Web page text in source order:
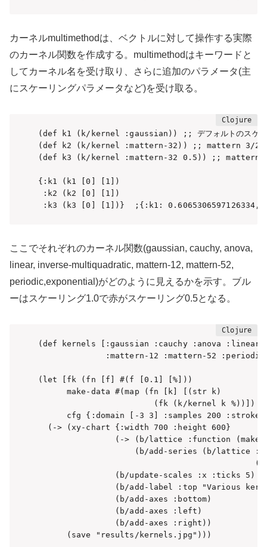
カーネルmultimethodは、ベクトルに対して操作する実際
のカーネル関数を作成する。multimethodはキーワードと
してカーネル名を受け取り、さらに追加のパラメータ(主
にスケーリングパラメータなど)を受け取る。
(def k1 (k/kernel :gaussian)) ;; デフォルトのスケー
(def k2 (k/kernel :mattern-32)) ;; mattern 3/2
(def k3 (k/kernel :mattern-32 0.5)) ;; mattern 3/2
{:k1 (k1 [0] [1])
:k2 (k2 [0] [1])
:k3 (k3 [0] [1])}  ; { :k1 : 0.6065306597126334 ,
ここでそれぞれのカーネル関数(gaussian, cauchy, anova,
linear, inverse-multiquadratic, mattern-12, mattern-52,
periodic,exponential)がどのように見えるかを示す。ブル
ーはスケーリング1.0で赤がスケーリング0.5となる。
(def kernels [:gaussian :cauchy :anova :linear
:mattern-12 :mattern-52
(let [fk (fn [f] #(f [0.1] [%]))
      make-data #(map (fn [k] [(str k)
(fk (k/kernel k %))])
cfg {:domain [-3 3] :samples 200 :stroke
  (-> (xy-chart {:width 700 :height 600}
(-> (b/lattice :function
(b/add-series (b/lattice
                (b/update-scales :x :ticks 5)
(b/add-label :top "Various
                (b/add-axes :bottom)
                (b/add-axes :left)
                (b/add-axes :right))
      (save "results/kernels.jpg")))